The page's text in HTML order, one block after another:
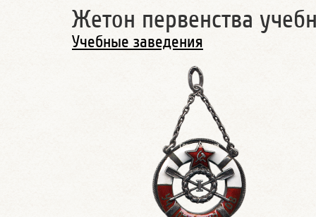
Жетон первенства
Учебные заведения